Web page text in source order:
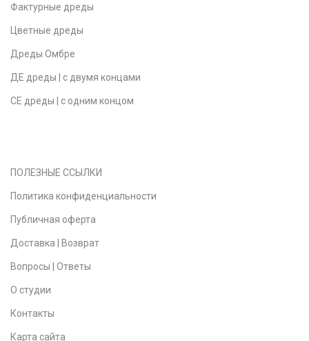
Фактурные дреды
Цветные дреды
Дреды Омбре
ДЕ дреды | с двумя концами
СЕ дреды | с одним концом
ПОЛЕЗНЫЕ ССЫЛКИ
Политика конфиденциальности
Публичная оферта
Доставка | Возврат
Вопросы | Ответы
О студии
Контакты
Карта сайта